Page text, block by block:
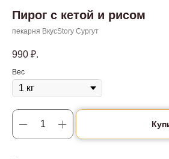
Пирог с кетой и рисом
пекарня ВкусStory Сургут
990 ₽.
Вес